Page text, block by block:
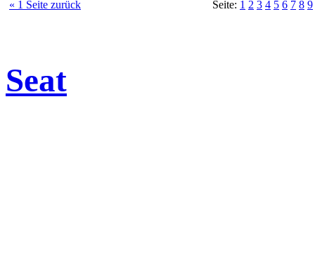
« 1 Seite zurück Seite: 1 2 3 4 5 6 7 8 9
Seat